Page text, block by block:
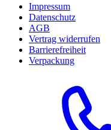
Impressum
Datenschutz
AGB
Vertrag widerrufen
Barrierefreiheit
Verpackung